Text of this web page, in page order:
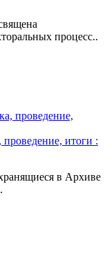
процесс..
итоги :
в Архиве